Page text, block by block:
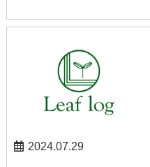
2024.07.29